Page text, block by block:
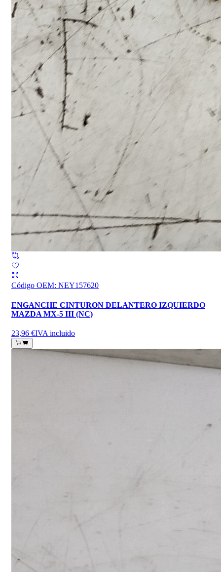
Código OEM: NEY157620
ENGANCHE CINTURON DELANTERO IZQUIERDO
MAZDA MX-5 III (NC)
23,96 €IVA incluido